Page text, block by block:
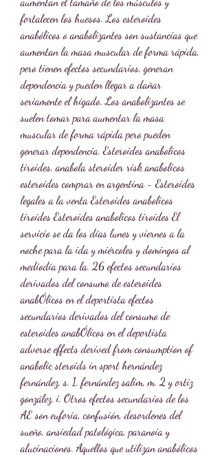
fortalecen los huesos. Los esteroides
anabólicos o anabolizantes son sustancias que
aumentan la masa muscular de forma rápida,
pero tienen efectos secundarios, generan
dependencia y pueden llegar a dañar
seriamente el hígado. Los anabolizantes se
suelen tomar para aumentar la masa
muscular de forma rápida pero pueden
generar dependencia. Esteroides anabolicos
tiroides, anabola steroider risk anabolicos
esteroides comprar en argentina - Esteroides
legales a la venta Esteroides anabolicos
tiroides Esteroides anabolicos tiroides El
servicio se da los días lunes y viernes a la
noche para la ida y miércoles y domingos al
mediodía para la. 26 efectos secundarios
derivados del consumo de esteroides
anabÓlicos en el deportista efectos
secundarios derivados del consumo de
esteroides anabÓlicos en el deportista
adverse effects derived from consumption of
anabolic steroids in sport hernández
fernández, s. 1, fernández salim, m. 2 y ortiz
gonzález, i. Otros efectos secundarios de los
AE son euforia, confusión, desordenes del
sueño, ansiedad patológica, paranoia y
alucinaciones. Aquellos que utilizan anabólicos